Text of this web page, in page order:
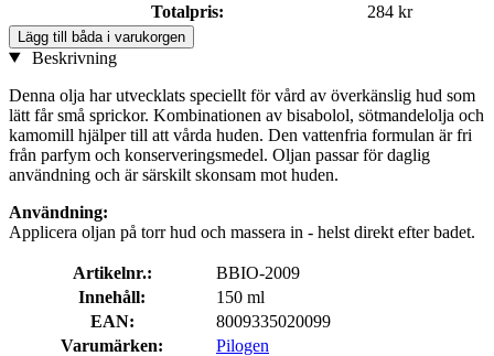
Totalpris:
284 kr
Lägg till båda i varukorgen
Beskrivning
Denna olja har utvecklats speciellt för vård av överkänslig hud som
lätt får små sprickor. Kombinationen av bisabolol, sötmandelolja och
kamomill hjälper till att vårda huden. Den vattenfria formulan är fri
från parfym och konserveringsmedel. Oljan passar för daglig
användning och är särskilt skonsam mot huden.
Användning:
Applicera oljan på torr hud och massera in - helst direkt efter badet.
Artikelnr.:
BBIO-2009
Innehåll:
150 ml
EAN:
8009335020099
Varumärken:
Pilogen